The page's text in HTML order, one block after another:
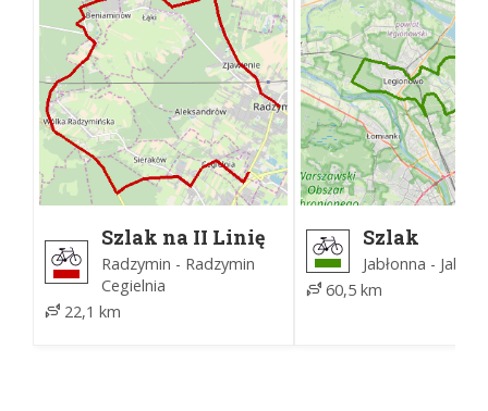
Szlak na II Linię
Obrony im. Kpt. S.
Pogonowskiego
Radzymin - Radzymin
Cegielnia
22,1 km
Szlak
Południowy
Jabłonna -
60,5 km